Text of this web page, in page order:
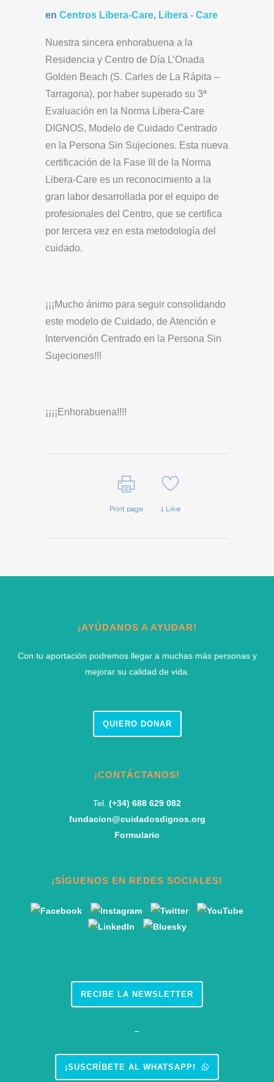
en Centros Libera-Care, Libera - Care
Nuestra sincera enhorabuena a la
Residencia y Centro de Día L’Onada
Golden Beach (S. Carles de La Rápita –
Tarragona), por haber superado su 3ª
Evaluación en la Norma Libera-Care
DIGNOS, Modelo de Cuidado Centrado
en la Persona Sin Sujeciones. Esta nueva
certificación de la Fase III de la Norma
Libera-Care es un reconocimiento a la
gran labor desarrollada por el equipo de
profesionales del Centro, que se certifica
por tercera vez en esta metodología del
cuidado.
¡¡¡Mucho ánimo para seguir consolidando
este modelo de Cuidado, de Atención e
Intervención Centrado en la Persona Sin
Sujeciones!!!
¡¡¡¡Enhorabuena!!!!
Print page 1 Like
¡AYÚDANOS A AYUDAR!
Con tu aportación podremos llegar a muchas más personas y
mejorar su calidad de vida.
QUIERO DONAR
¡CONTÁCTANOS!
Tel. (+34) 688 629 082
fundacion@cuidadosdignos.org
Formulario
¡SÍGUENOS EN REDES SOCIALES!
RECIBE LA NEWSLETTER
–
¡SUSCRÍBETE AL WHATSAPP!